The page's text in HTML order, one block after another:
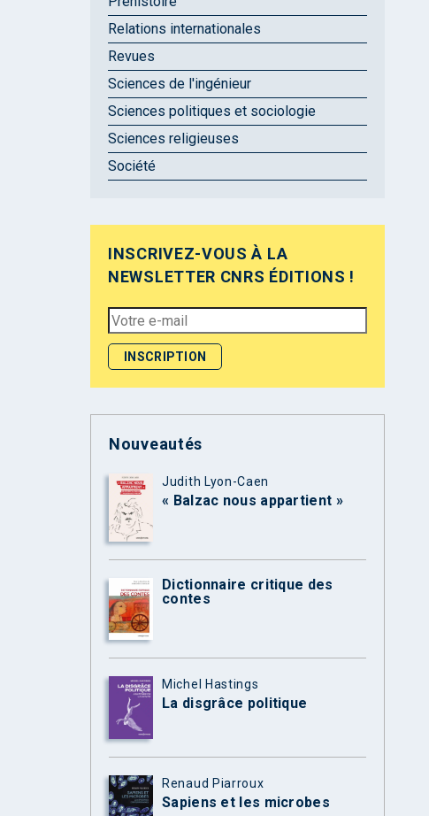
Relations internationales
Revues
Sciences de l'ingénieur
Sciences politiques et sociologie
Sciences religieuses
Société
INSCRIVEZ-VOUS À LA
NEWSLETTER CNRS ÉDITIONS !
Nouveautés
Judith Lyon-Caen
« Balzac nous appartient »
Dictionnaire critique des
contes
Michel Hastings
La disgrâce politique
Renaud Piarroux
Sapiens et les microbes